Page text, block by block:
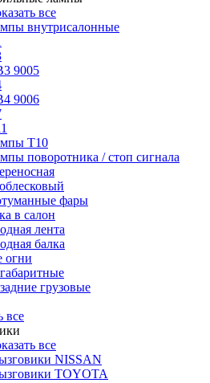
все
внутрисалонные
9005
9006
Т10
поворотника / стоп сигнала
фары
в салон
лента
балка
огни
грузовые
все
все
NISSAN
TOYOTA